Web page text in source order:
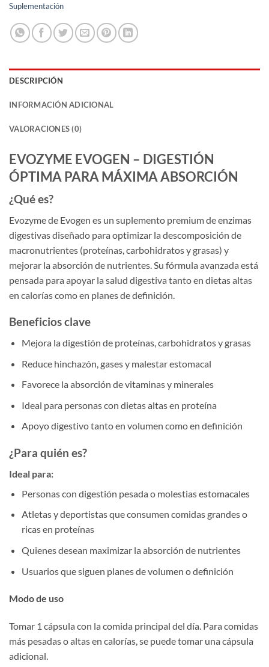
Suplementación
DESCRIPCIÓN
INFORMACIÓN ADICIONAL
VALORACIONES (0)
EVOZYME EVOGEN – DIGESTIÓN
ÓPTIMA PARA MÁXIMA ABSORCIÓN
¿Qué es?
Evozyme de Evogen es un suplemento premium de enzimas
digestivas diseñado para optimizar la descomposición de
macronutrientes (proteínas, carbohidratos y grasas) y
mejorar la absorción de nutrientes. Su fórmula avanzada está
pensada para apoyar la salud digestiva tanto en dietas altas
en calorías como en planes de definición.
Beneficios clave
Mejora la digestión de proteínas, carbohidratos y grasas
Reduce hinchazón, gases y malestar estomacal
Favorece la absorción de vitaminas y minerales
Ideal para personas con dietas altas en proteína
Apoyo digestivo tanto en volumen como en definición
¿Para quién es?
Ideal para:
Personas con digestión pesada o molestias estomacales
Atletas y deportistas que consumen comidas grandes o
ricas en proteínas
Quienes desean maximizar la absorción de nutrientes
Usuarios que siguen planes de volumen o definición
Modo de uso
Tomar 1 cápsula con la comida principal del día. Para comidas
más pesadas o altas en calorías, se puede tomar una cápsula
adicional.